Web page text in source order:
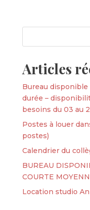
Articles
Bureau disponible
durée –
besoins du 03 au
Postes à louer
postes)
Calendrier du
BUREAU
COURTE
Location studio